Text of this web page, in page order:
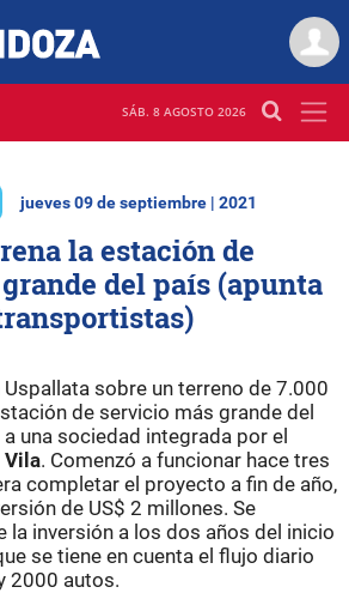
SÁB. 8 AGOSTO 2026
jueves 09 de septiembre | 2021
la estación de
del país (apunta
Uspallata sobre un terreno de 7.000
de servicio más grande del
una sociedad integrada por el
Vila. Comenzó a funcionar hace tres
completar el proyecto a fin de año,
de US$ 2 millones. Se
la inversión a los dos años del inicio
se tiene en cuenta el flujo diario
2000 autos.